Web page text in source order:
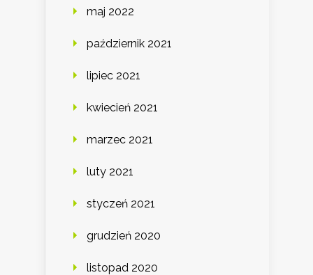
maj 2022
październik 2021
lipiec 2021
kwiecień 2021
marzec 2021
luty 2021
styczeń 2021
grudzień 2020
listopad 2020